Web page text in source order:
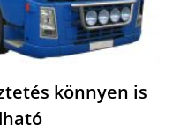
könnyen is